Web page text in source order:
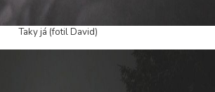
Taky já (fotil David)